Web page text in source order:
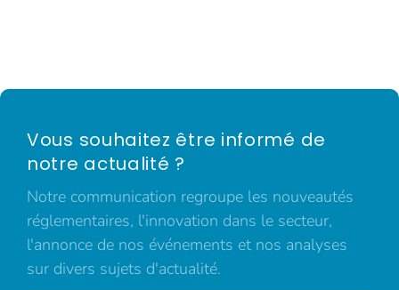
Vous souhaitez être informé de
notre actualité ?
Notre communication regroupe les nouveautés
réglementaires, l'innovation dans le secteur,
l'annonce de nos événements et nos analyses
sur divers sujets d'actualité.